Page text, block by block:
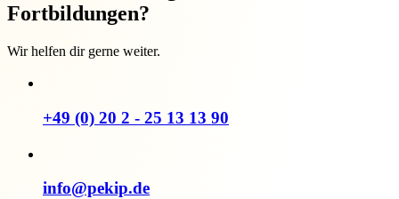
Fortbildungen?
Wir helfen dir gerne weiter.
+49 (0) 20 2 - 25 13 13 90
info@pekip.de